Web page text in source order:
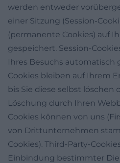
werden entweder
einer Sitzung (Session-
(permanente Cookies) auf
gespeichert. Session-
Ihres Besuchs automatisch
Cookies bleiben auf Ihrem
bis Sie diese selbst löschen
Löschung durch Ihren
Cookies können von uns
von Drittunternehmen
Cookies). Third-Party-
Einbindung bestimmter